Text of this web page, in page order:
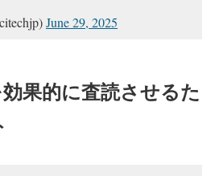
June 29, 2025
果的に査読させるた